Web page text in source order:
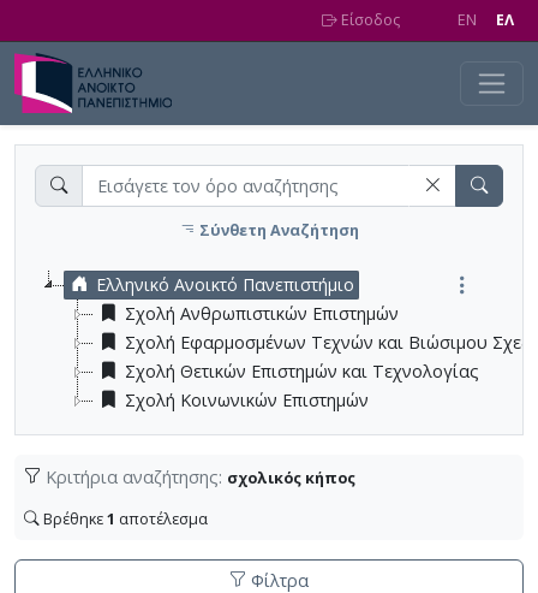
Είσοδος EN EΛ
Σύνθετη Αναζήτηση
Ελληνικό Ανοικτό Πανεπιστήμιο
Σχολή Ανθρωπιστικών Επιστημών
Σχολή Εφαρμοσμένων Τεχνών και Βιώσιμου
Σχολή Θετικών Επιστημών και Τεχνολογίας
Σχολή Κοινωνικών Επιστημών
Κριτήρια αναζήτησης: σχολικός κήπος
Βρέθηκε1 αποτέλεσμα
Φίλτρα